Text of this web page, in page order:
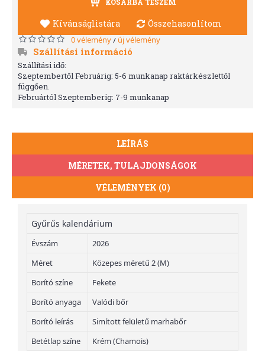
Kívánságlistára Összehasonlítom
0 vélemény/ új vélemény
Szállítási információ
Szállítási idő:
Szeptembertől Februárig: 5-6 munkanap raktárkészlettől
függően.
Februártól Szeptemberig: 7-9 munkanap
LEÍRÁS
MÉRETEK, TULAJDONSÁGOK
VÉLEMÉNYEK (0)
Gyűrűs kalendárium
Évszám
2026
Méret
Közepes méretű 2 (M)
Borító színe
Fekete
Borító anyaga
Valódi bőr
Borító leírás
Simított felületű marhabőr
Betétlap színe
Krém (Chamois)